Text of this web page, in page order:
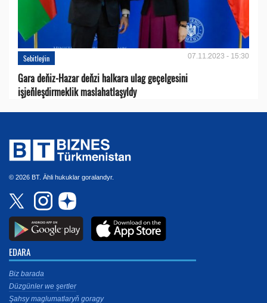
Sebitleýin 07.11.2023 - 15:30
Gara deňiz-Hazar deňzi halkara ulag geçelgesini
işjeňleşdirmeklik maslahatlaşyldy
© 2026 BT. Ähli hukuklar goralandyr.
EDARA
Biz barada
Düzgünler we şertler
Şahsy maglumatlaryň goragy